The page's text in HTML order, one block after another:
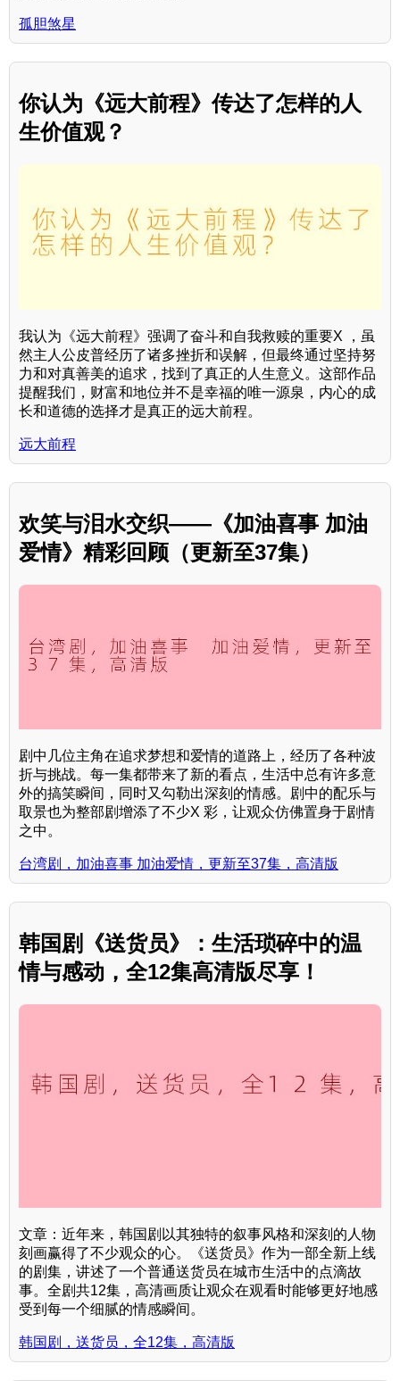
孤胆煞星
你认为《远大前程》传达了怎样的人
生价值观？
我认为《远大前程》强调了奋斗和自我救赎的重要X ，虽
然主人公皮普经历了诸多挫折和误解，但最终通过坚持努
力和对真善美的追求，找到了真正的人生意义。这部作品
提醒我们，财富和地位并不是幸福的唯一源泉，内心的成
长和道德的选择才是真正的远大前程。
远大前程
欢笑与泪水交织——《加油喜事 加油
爱情》精彩回顾（更新至37集）
剧中几位主角在追求梦想和爱情的道路上，经历了各种波
折与挑战。每一集都带来了新的看点，生活中总有许多意
外的搞笑瞬间，同时又勾勒出深刻的情感。剧中的配乐与
取景也为整部剧增添了不少X 彩，让观众仿佛置身于剧情
之中。
台湾剧，加油喜事 加油爱情，更新至37集，高清版
韩国剧《送货员》：生活琐碎中的温
情与感动，全12集高清版尽享！
文章：近年来，韩国剧以其独特的叙事风格和深刻的人物
刻画赢得了不少观众的心。《送货员》作为一部全新上线
的剧集，讲述了一个普通送货员在城市生活中的点滴故
事。全剧共12集，高清画质让观众在观看时能够更好地感
受到每一个细腻的情感瞬间。
韩国剧，送货员，全12集，高清版